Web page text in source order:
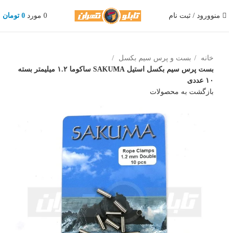
منوورود / ثبت نام 0 مورد 0 تومان
خانه
بست و پرس سیم بکسل
بست پرس سیم بکسل استیل SAKUMA ساکوما ۱.۲ میلیمتر بسته
۱۰ عددی
بازگشت به محصولات